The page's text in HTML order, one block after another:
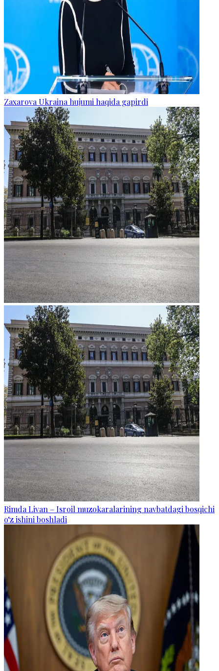
Zaxarova Ukraina hujumi haqida gapirdi
Rimda Livan – Isroil muzokaralarining navbatdagi bosqichi
o‘z ishini boshladi